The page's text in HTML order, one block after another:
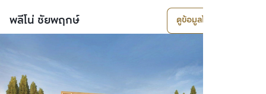
พลีโน่ ชัยพฤกษ์ ดูข้อมูลโครงการ